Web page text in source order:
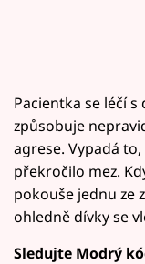
Přihlášení
Sledujte nás
Pacientka se léčí
způsobuje
agrese. Vypadá
překročilo mez.
pokouše jednu ze
ohledně dívky se
Sledujte Modrý